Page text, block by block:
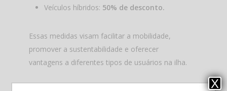
Veículos híbridos: 50% de desconto.
Essas medidas visam facilitar a mobilidade,
promover a sustentabilidade e oferecer
vantagens a diferentes tipos de usuários na ilha.
X